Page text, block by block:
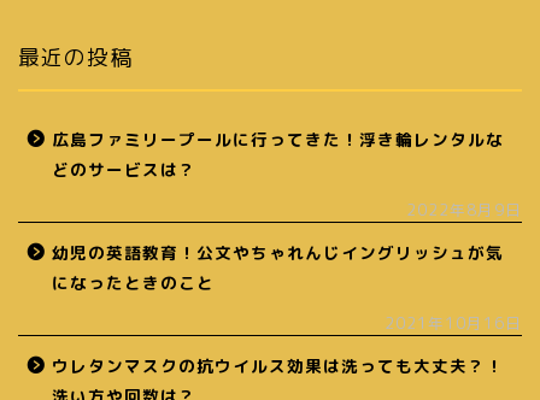
最近の投稿
広島ファミリープールに行ってきた！浮き輪レンタルな
どのサービスは？
2022年8月9日
幼児の英語教育！公文やちゃれんじイングリッシュが気
になったときのこと
2021年10月16日
ウレタンマスクの抗ウイルス効果は洗っても大丈夫？！